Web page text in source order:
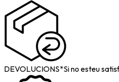
DEVOLUCIONS*Si no esteu